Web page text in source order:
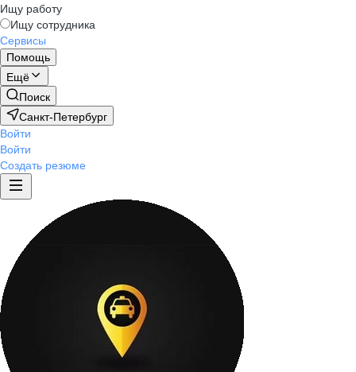
Ищу работу
Ищу сотрудника
Сервисы
Помощь
Ещё
Поиск
Санкт-Петербург
Войти
Войти
Создать резюме